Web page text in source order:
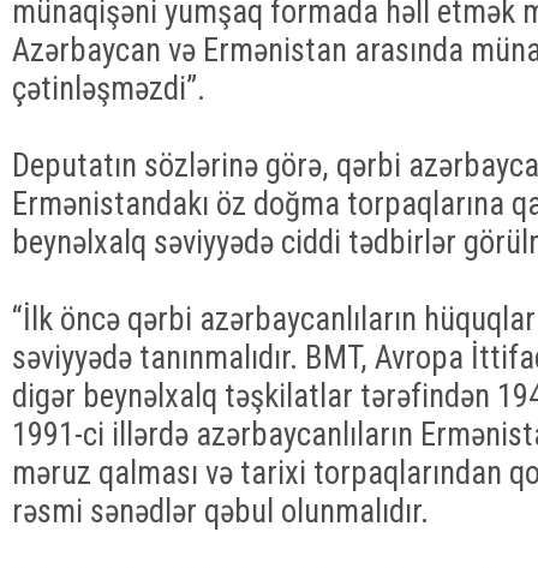
münaqişəni yumşaq formada həll etmək
Azərbaycan və Ermənistan arasında
çətinləşməzdi”.
Deputatın sözlərinə görə, qərbi
Ermənistandakı öz doğma torpaqlarına
beynəlxalq səviyyədə ciddi tədbirlər
“İlk öncə qərbi azərbaycanlıların
səviyyədə tanınmalıdır. BMT, Avropa
digər beynəlxalq təşkilatlar tərəfindən
1991-ci illərdə azərbaycanlıların
məruz qalması və tarixi torpaqlarından
rəsmi sənədlər qəbul olunmalıdır.